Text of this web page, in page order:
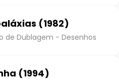
(1982)
de Dublagem - Desenhos
(1994)